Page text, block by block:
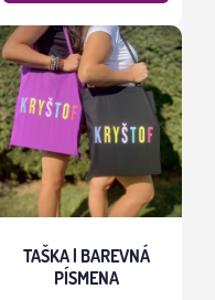
TAŠKA | BAREVNÁ
PÍSMENA